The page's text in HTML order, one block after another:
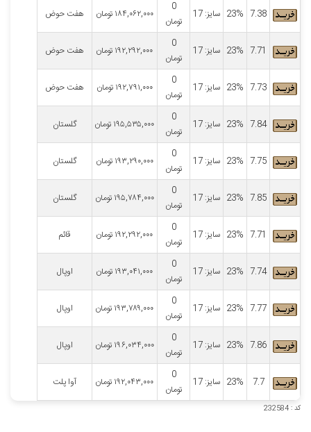
7.38
23% سایز: 17
0
تومان
۱۸۴,۰۶۲,۰۰۰ تومان هفت حوض
7.71
23% سایز: 17
0
تومان
۱۹۲,۲۹۲,۰۰۰ تومان هفت حوض
7.73
23% سایز: 17
0
تومان
۱۹۲,۷۹۱,۰۰۰ تومان هفت حوض
7.84
23% سایز: 17
0
تومان
۱۹۵,۵۳۵,۰۰۰ تومان گلستان
7.75
23% سایز: 17
0
تومان
۱۹۳,۲۹۰,۰۰۰ تومان گلستان
7.85
23% سایز: 17
0
تومان
۱۹۵,۷۸۴,۰۰۰ تومان گلستان
7.71
23% سایز: 17
0
تومان
۱۹۲,۲۹۲,۰۰۰ تومان قائم
7.74
23% سایز: 17
0
تومان
۱۹۳,۰۴۱,۰۰۰ تومان اوپال
7.77
23% سایز: 17
0
تومان
۱۹۳,۷۸۹,۰۰۰ تومان اوپال
7.86
23% سایز: 17
0
تومان
۱۹۶,۰۳۴,۰۰۰ تومان اوپال
7.7
23% سایز: 17
0
تومان
۱۹۲,۰۴۳,۰۰۰ تومان آوا پلت
کد : 232584